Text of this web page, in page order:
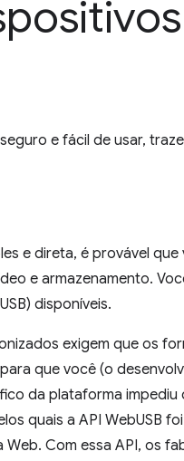
e fácil de usar,
e direta, é provável
e armazenamento.
disponíveis.
exigem que os
que você (o
da plataforma
quais a API WebUSB
Web. Com essa API, os